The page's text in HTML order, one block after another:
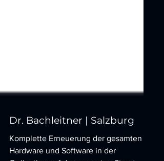
Dr. Bachleitner | Salzburg
Komplette Erneuerung der gesamten